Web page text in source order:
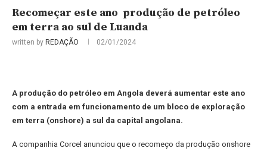
Recomeçar este ano produção de petróleo
em terra ao sul de Luanda
written by REDAÇÃO 02/01/2024
A produção do petróleo em Angola deverá aumentar este ano
com a entrada em funcionamento de um bloco de exploração
em terra (onshore) a sul da capital angolana.
A companhia Corcel anunciou que o recomeço da produção onshore